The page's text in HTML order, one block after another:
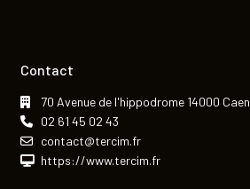
Contact
70 Avenue de l'hippodrome 14000 Caen
02 61 45 02 43
contact@tercim.fr
https://www.tercim.fr